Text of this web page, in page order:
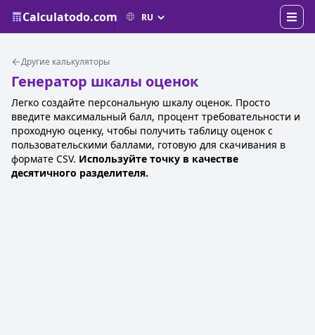
Calculatodo.com
Другие калькуляторы
Генератор шкалы оценок
Легко создайте персональную шкалу оценок. Просто
введите максимальный балл, процент требовательности и
проходную оценку, чтобы получить таблицу оценок с
пользовательскими баллами, готовую для скачивания в
формате CSV. Используйте точку в качестве
десятичного разделителя.